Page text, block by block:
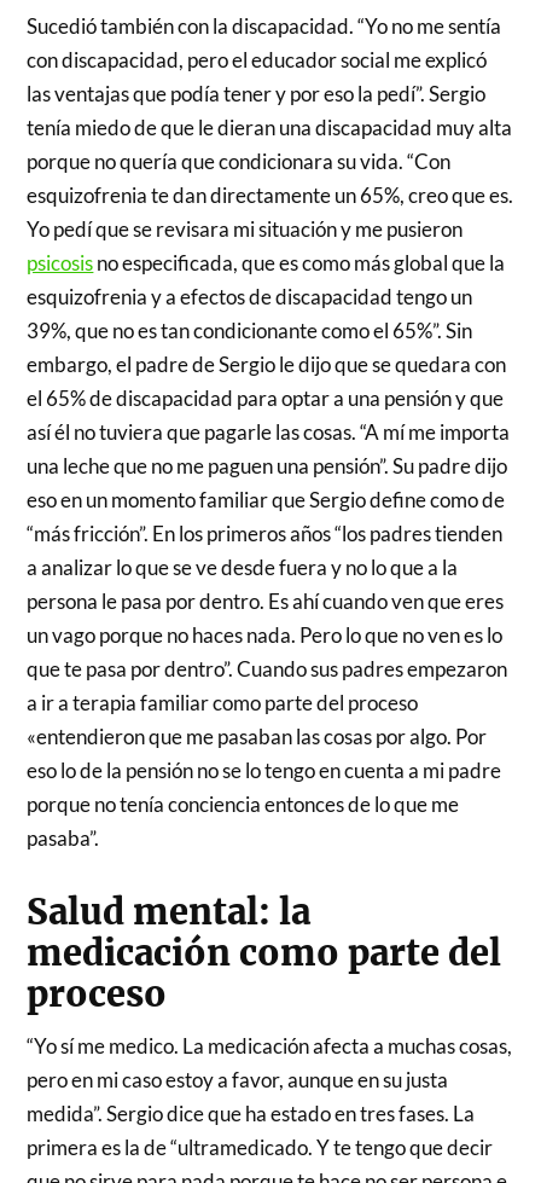
Sucedió también con la discapacidad. “Yo no me sentía
con discapacidad, pero el educador social me explicó
las ventajas que podía tener y por eso la pedí”. Sergio
tenía miedo de que le dieran una discapacidad muy alta
porque no quería que condicionara su vida. “Con
esquizofrenia te dan directamente un 65%, creo que es.
Yo pedí que se revisara mi situación y me pusieron
psicosisno especificada, que es como más global que la
esquizofrenia y a efectos de discapacidad tengo un
39%, que no es tan condicionante como el 65%”. Sin
embargo, el padre de Sergio le dijo que se quedara con
el 65% de discapacidad para optar a una pensión y que
así él no tuviera que pagarle las cosas. “A mí me importa
una leche que no me paguen una pensión”. Su padre dijo
eso en un momento familiar que Sergio define como de
“más fricción”. En los primeros años “los padres tienden
a analizar lo que se ve desde fuera y no lo que a la
persona le pasa por dentro. Es ahí cuando ven que eres
un vago porque no haces nada. Pero lo que no ven es lo
que te pasa por dentro”. Cuando sus padres empezaron
a ir a terapia familiar como parte del proceso
«entendieron que me pasaban las cosas por algo. Por
eso lo de la pensión no se lo tengo en cuenta a mi padre
porque no tenía conciencia entonces de lo que me
pasaba”.
Salud mental: la
medicación como parte del
proceso
“Yo sí me medico. La medicación afecta a muchas cosas,
pero en mi caso estoy a favor, aunque en su justa
medida”. Sergio dice que ha estado en tres fases. La
primera es la de “ultramedicado. Y te tengo que decir